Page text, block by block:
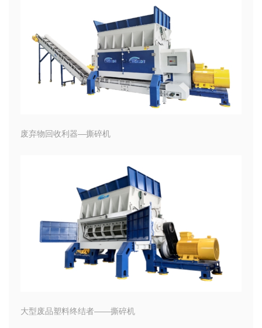
废弃物回收利器—撕碎机
大型废品塑料终结者——撕碎机